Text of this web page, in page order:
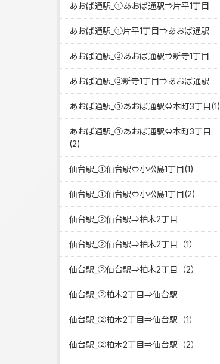
あおば通駅_①あおば通駅⇒片平1丁目
あおば通駅_①片平1丁目⇒あおば通駅
あおば通駅_②あおば通駅⇒新寺1丁目
あおば通駅_②新寺1丁目⇒あおば通駅
あおば通駅_③あおば通駅⇔本町3丁目(1)
あおば通駅_③あおば通駅⇔本町3丁目
(2)
仙台駅_①仙台駅⇔小松島1丁目(1)
仙台駅_①仙台駅⇔小松島1丁目(2)
仙台駅_②仙台駅⇒柏木2丁目
仙台駅_②仙台駅⇒柏木2丁目（1）
仙台駅_②仙台駅⇒柏木2丁目（2）
仙台駅_②柏木2丁目⇒仙台駅
仙台駅_②柏木2丁目⇒仙台駅（1）
仙台駅_②柏木2丁目⇒仙台駅（2）